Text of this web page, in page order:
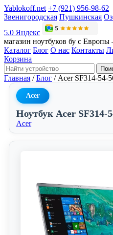
Yablokoff.net +7 (921) 956-98-62
Звенигородская Пушкинская
5.0 Яндекс
магазин ноутбуков бу с
Каталог Блог О нас Контакты
Корзина
Главная / Блог / Acer SF314-54-
Acer
Ноутбук Acer SF314-
Acer